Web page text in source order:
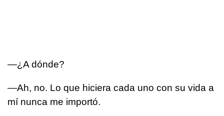
—¿A dónde?
—Ah, no. Lo que hiciera cada uno con su vida a
mí nunca me importó.